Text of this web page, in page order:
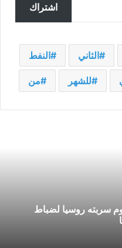
اشتراك
الثاني النفط
للشهر من
سربته روسيا لضباط